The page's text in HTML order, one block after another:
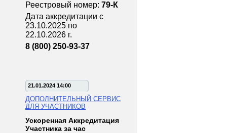
Реестровый номер: 79-К
Дата аккредитации с
23.10.2025 по
22.10.2026 г.
8 (800) 250-93-37
21.01.2024 14:00
ДОПОЛНИТЕЛЬНЫЙ СЕРВИС
ДЛЯ УЧАСТНИКОВ
Ускоренная Аккредитация
Участника за час